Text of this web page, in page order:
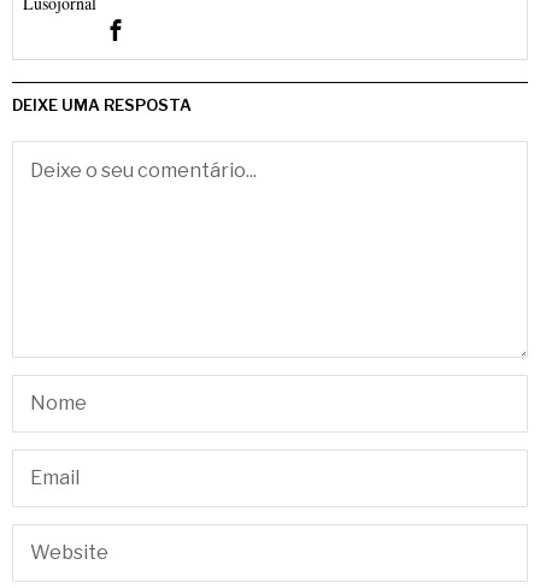
DEIXE UMA RESPOSTA